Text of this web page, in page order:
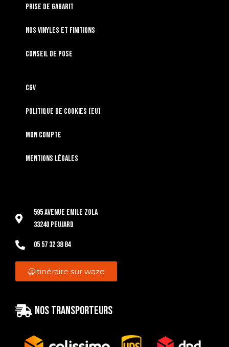
Prise de gabarit
Nos vinyles et finitions
Conseil de pose
CGV
Politique de cookies (EU)
Mon compte
Mentions légales
595 Avenue Emile Zola
33240 Peujard
05 57 32 38 84
itinéraire sur waze
Nos transporteurs